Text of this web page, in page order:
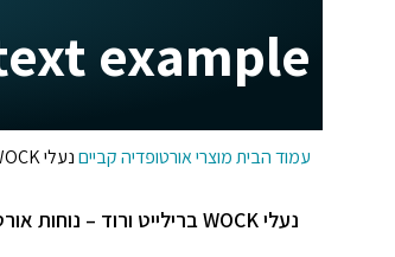
example
עמוד הביתמוצרי אורטופדיהקבייםנעלי WOCK דגם ברילייט ורוד
נעלי WOCK ברילייט ורוד – נוחות אורטופדית במראה ספורטיבי